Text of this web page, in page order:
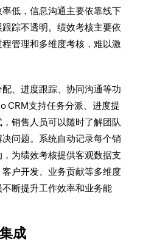
低，信息沟通主要依靠线下
踪不透明。绩效考核主要依
管理和多维度考核，难以激
、进度跟踪、协同沟通等功
CRM支持任务分派、进度提
销售人员可以随时了解团队
问题。系统自动记录每个销
为绩效考核提供客观数据支
户开发、业务贡献等多维度
断提升工作效率和业务能
成